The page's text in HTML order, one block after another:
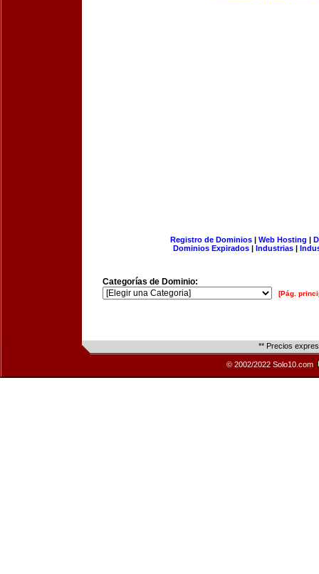
Registro de Dominios| Web Hosting |
Dominios Expirados | Industrias |
Categorías de Dominio:
[Pág.
** Precios
© 2002/2022 Solo10.com